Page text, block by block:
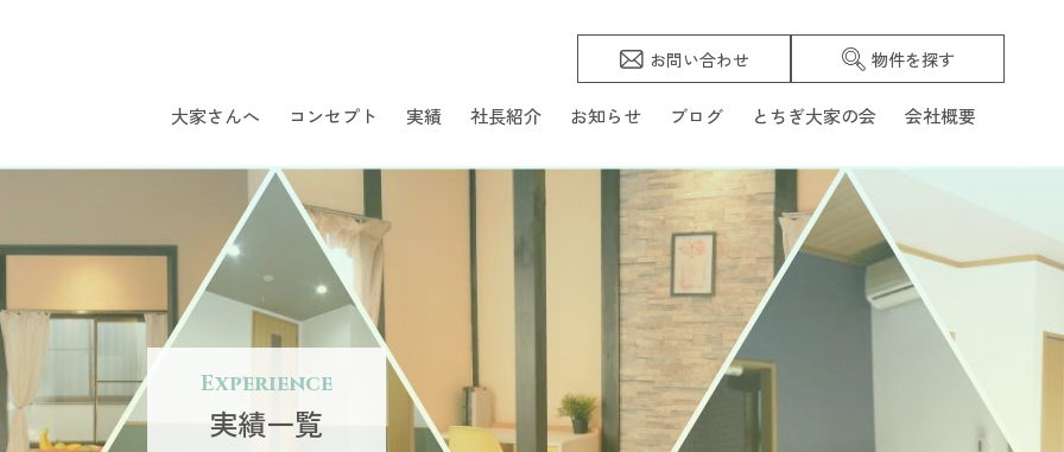
お問い合わせ 物件を探す
大家さんへ コンセプト 実績 社長紹介 お知らせ ブログ とちぎ大家の会 会社概要
Experience
実績一覧